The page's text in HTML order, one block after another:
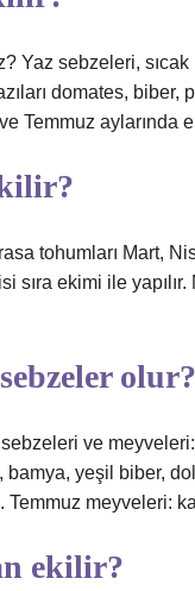
Yaz sebzeleri,
domates, biber,
Temmuz aylarında
tohumları Mart,
ekimi ile
olur?
sebzeleri ve
yeşil biber,
meyveleri:
ekilir?